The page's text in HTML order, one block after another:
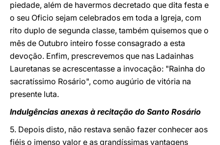
piedade, além de havermos decretado que dita festa e
o seu Oficio sejam celebrados em toda a Igreja, com
rito duplo de segunda classe, também quisemos que o
mês de Outubro inteiro fosse consagrado a esta
devoção. Enfim, prescrevemos que nas Ladainhas
Lauretanas se acrescentasse a invocação: "Rainha do
sacratíssimo Rosário", como augúrio de vitória na
presente luta.
Indulgências anexas à recitação do Santo Rosário
5. Depois disto, não restava senão fazer conhecer aos
fiéis o imenso valor e as grandíssimas vantagens